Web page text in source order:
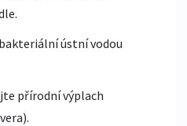
ústní vodou
přírodní výplach